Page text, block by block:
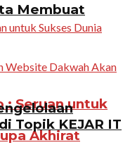
: Seruan untuk
Akhirat
Membuat
Topik KEJAR IT